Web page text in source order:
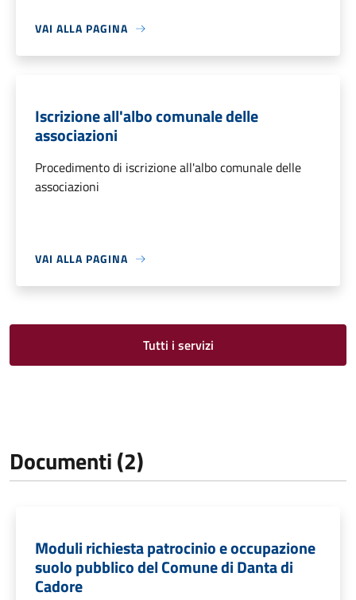
VAI ALLA PAGINA
Iscrizione all'albo comunale delle
associazioni
Procedimento di iscrizione all'albo comunale delle
associazioni
VAI ALLA PAGINA
Tutti i servizi
Documenti (2)
Moduli richiesta patrocinio e occupazione
suolo pubblico del Comune di Danta di
Cadore